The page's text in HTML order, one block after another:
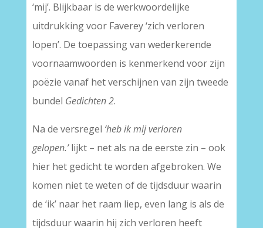
‘mij’. Blijkbaar is de werkwoordelijke
uitdrukking voor Faverey ‘zich verloren
lopen’. De toepassing van wederkerende
voornaamwoorden is kenmerkend voor zijn
poëzie vanaf het verschijnen van zijn tweede
bundel Gedichten 2.
Na de versregel ‘heb ik mij verloren
gelopen.’lijkt – net als na de eerste zin – ook
hier het gedicht te worden afgebroken. We
komen niet te weten of de tijdsduur waarin
de ‘ik’ naar het raam liep, even lang is als de
tijdsduur waarin hij zich verloren heeft